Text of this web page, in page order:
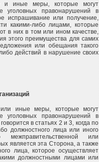
и иные меры, которые могут
уголовных правонарушений в
испрашивание или получение,
какими-либо лицами, которые
в них в том или ином качестве,
этого преимущества для самих
или обещания такого
действий в нарушение своих
или иные меры, которые могут
уголовных правонарушений в
в статьях 2 и 3, когда по
должностного лица или иного
или
является эта Сторона, а также
лица, которое осуществляет
должностными лицами или